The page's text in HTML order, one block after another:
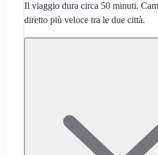
Il viaggio dura circa 50 minuti.
diretto più veloce tra le due città.